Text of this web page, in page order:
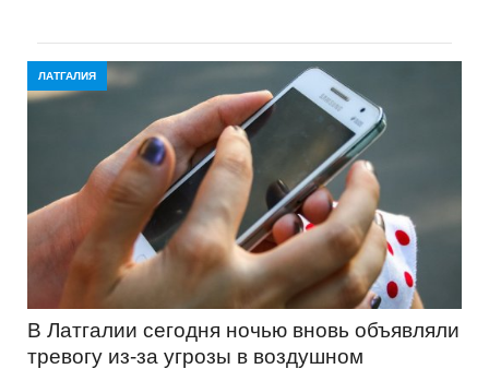
ЛАТГАЛИЯ
В Латгалии сегодня ночью вновь объявляли
тревогу из-за угрозы в воздушном